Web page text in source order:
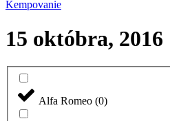
Kempovanie
15 októbra, 2016
Alfa Romeo (0)